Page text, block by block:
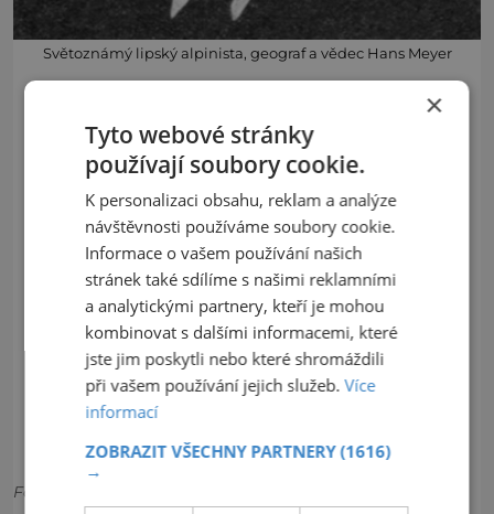
Světoznámý lipský alpinista, geograf a vědec Hans Meyer
Foto: Shutterstock, Wikimedia, Archiv
×
Tyto webové stránky
používají soubory cookie.
K personalizaci obsahu, reklam a analýze
návštěvnosti používáme soubory cookie.
Informace o vašem používání našich
stránek také sdílíme s našimi reklamními
a analytickými partnery, kteří je mohou
kombinovat s dalšími informacemi, které
jste jim poskytli nebo které shromáždili
při vašem používání jejich služeb.Více
informací
ZOBRAZIT VŠECHNY PARTNERY(1616)
→